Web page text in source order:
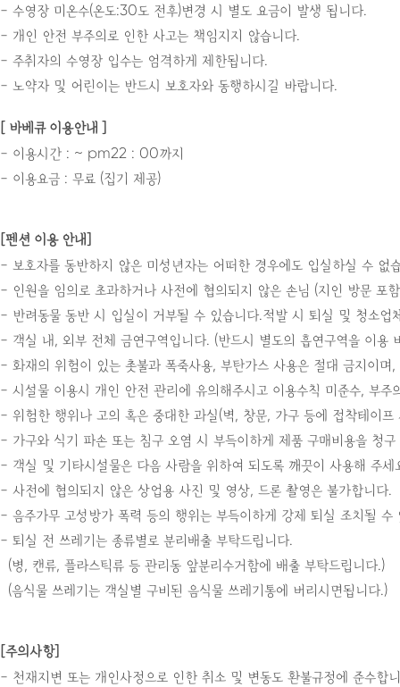
- 수영장 미온수(온도:30도 전후)변경 시 별도 요금이 발생 됩니다.
- 개인 안전 부주의로 인한 사고는 책임지지 않습니다.
- 주취자의 수영장 입수는 엄격하게 제한됩니다.
- 노약자 및 어린이는 반드시 보호자와 동행하시길 바랍니다.
[ 바베큐 이용안내 ]
- 이용시간 : ~ pm22 : 00까지
- 이용요금 : 무료 (집기 제공)
[펜션 이용 안내]
- 보호자를 동반하지 않은 미성년자는 어떠한 경우에도 입실하실 수 없
- 인원을 임의로 초과하거나 사전에 협의되지 않은 손님 (지인 방문 포
- 반려동물 동반 시 입실이 거부될 수 있습니다.적발 시 퇴실 및 청소업
- 객실 내, 외부 전체 금연구역입니다. (반드시 별도의 흡연구역을 이용
- 화재의 위험이 있는 촛불과 폭죽사용, 부탄가스 사용은 절대 금지이
- 시설물 이용시 개인 안전 관리에 유의해주시고 이용수칙 미준수, 부
- 위험한 행위나 고의 혹은 중대한 과실(벽, 창문, 가구 등에 접착테이
- 가구와 식기 파손 또는 침구 오염 시 부득이하게 제품 구매비용을 청
- 객실 및 기타시설물은 다음 사람을 위하여 되도록 깨끗이 사용해 주세
- 사전에 협의되지 않은 상업용 사진 및 영상, 드론 촬영은 불가합니다.
- 음주가무 고성방가 폭력 등의 행위는 부득이하게 강제 퇴실 조치될 수
- 퇴실 전 쓰레기는 종류별로 분리배출 부탁드립니다.
(병, 캔류, 플라스틱류 등 관리동 앞분리수거함에 배출 부탁드립니다.)
(음식물 쓰레기는 객실별 구비된 음식물 쓰레기통에 버리시면됩니다.)
[주의사항]
- 천재지변 또는 개인사정으로 인한 취소 및 변동도 환불규정에 준수합